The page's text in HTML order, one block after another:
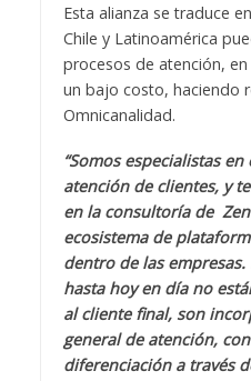
Esta alianza se traduce
Chile y Latinoamérica
procesos de atención,
un bajo costo, haciendo
Omnicanalidad.
“Somos especialistas en
atención de clientes, y
en la consultoría de
ecosistema de
dentro de las
hasta hoy en día no
al cliente final, son
general de atención,
diferenciación a través